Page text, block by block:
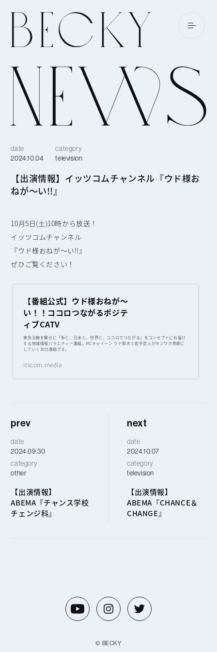
date
2024.10.04
category
television
【出演情報】イッツコムチャンネル『ウド様お
ねが〜い!!』
10月5日(土)10時から放送！
イッツコムチャンネル
『ウド様おねが〜い!!』
ぜひご覧ください！
【番組公式】ウド様おねが～
い！！ココロつながるポジテ
ィブCATV
東急沿線を舞台に「街と、日本と、世界と、ココロでつながる」をコンセプトにお届け
する地域情報バラエティー番組。MCキャイ～ン ウド鈴木と若手芸人がホンワカ笑顔に
していく30分番組です。
itscom.media
prev
date
2024.09.30
category
other
【出演情報】
ABEMA『チャンス学校
チェンジ科』
next
date
2024.10.07
category
television
【出演情報】
ABEMA『CHANCE＆
CHANGE』
© BECKY